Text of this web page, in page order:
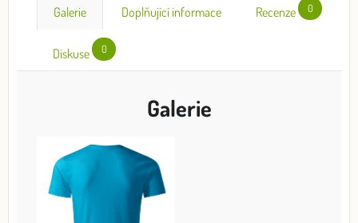
Galerie Doplňující informace Recenze 0
Diskuse 0
Galerie